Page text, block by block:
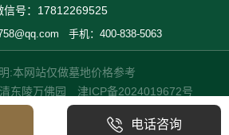
信号：17812269525
手机：400-838-5063
:本网站仅做墓地价格参考
东陵万佛园 津ICP备2024019672号
电话咨询